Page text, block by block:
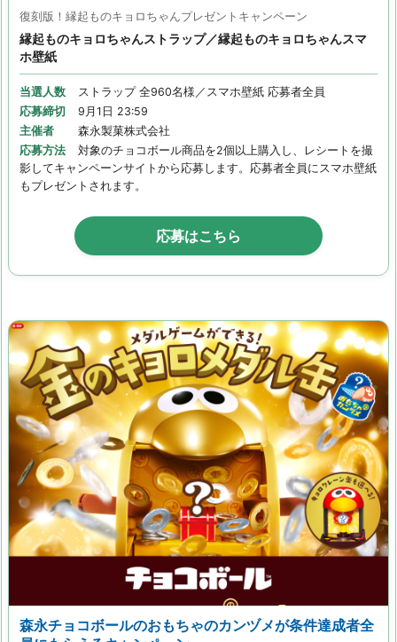
復刻版！縁起ものキョロちゃんプレゼントキャンペーン
縁起ものキョロちゃんストラップ／縁起ものキョロちゃんスマ
ホ壁紙
当選人数
ストラップ 全960名様／スマホ壁紙 応募者全員
応募締切
9月1日 23:59
主催者
森永製菓株式会社
応募方法
対象のチョコボール商品を2個以上購入し、レシートを撮
影してキャンペーンサイトから応募します。応募者全員にスマホ壁紙
もプレゼントされます。
応募はこちら
森永チョコボールのおもちゃのカンヅメが条件達成者全